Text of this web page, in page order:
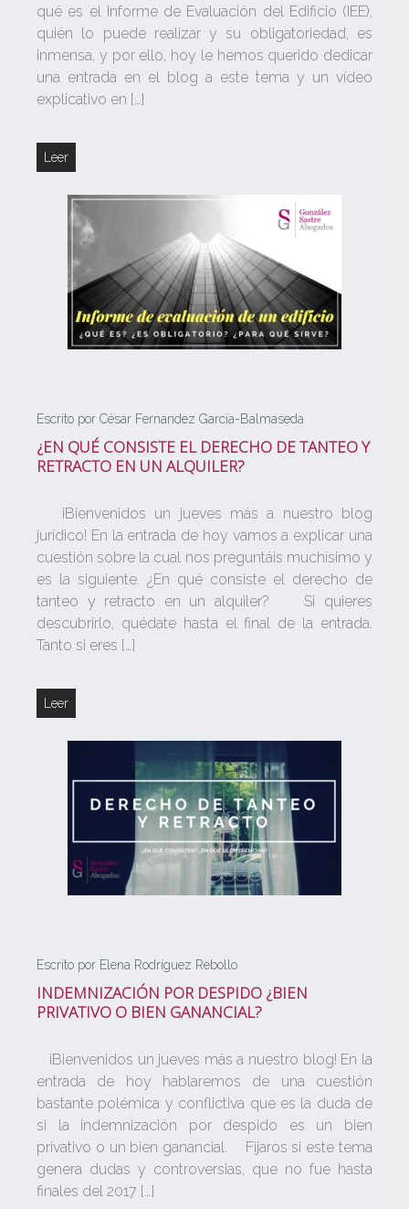
qué es el Informe de Evaluación del Edificio (IEE),
quién lo puede realizar y su obligatoriedad, es
inmensa, y por ello, hoy le hemos querido dedicar
una entrada en el blog a este tema y un vídeo
explicativo en […]
Leer
Escrito por César Fernandez García-Balmaseda
¿EN QUÉ CONSISTE EL DERECHO DE TANTEO Y
RETRACTO EN UN ALQUILER?
¡Bienvenidos un jueves más a nuestro blog
jurídico! En la entrada de hoy vamos a explicar una
cuestión sobre la cual nos preguntáis muchísimo y
es la siguiente. ¿En qué consiste el derecho de
tanteo y retracto en un alquiler? Si quieres
descubrirlo, quédate hasta el final de la entrada.
Tanto si eres […]
Leer
Escrito por Elena Rodríguez Rebollo
INDEMNIZACIÓN POR DESPIDO ¿BIEN
PRIVATIVO O BIEN GANANCIAL?
¡Bienvenidos un jueves más a nuestro blog! En la
entrada de hoy hablaremos de una cuestión
bastante polémica y conflictiva que es la duda de
si la indemnización por despido es un bien
privativo o un bien ganancial. Fijaros si este tema
genera dudas y controversias, que no fue hasta
finales del 2017 […]